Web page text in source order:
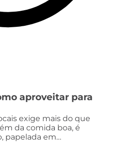
aproveitar para
exige mais do que
da comida boa, é
papelada em…